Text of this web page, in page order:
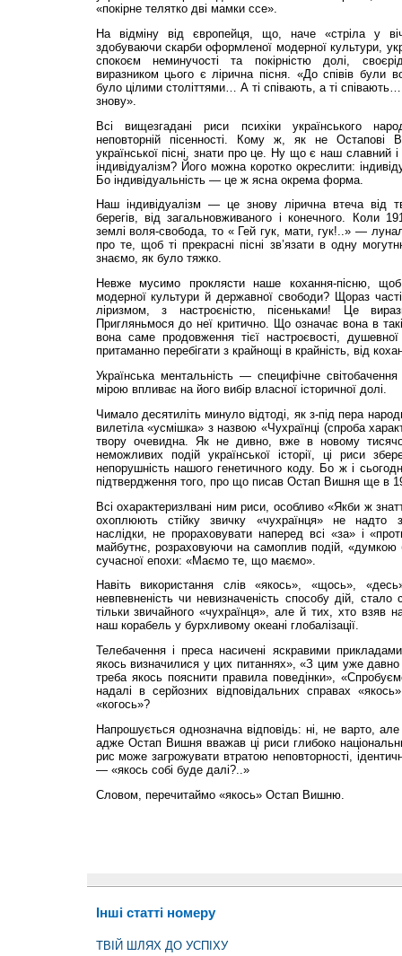
«покірне телятко дві мамки ссе».
На відміну від європейця, що, наче «стріла у
здобуваючи скарби оформленої модерної культури,
спокоєм неминучості та покірністю долі,
виразником цього є лірична пісня. «До співів були
було цілими століттями… А ті співають, а ті
знову».
Всі вищезгадані риси психіки українського
неповторній пісенності. Кому ж, як не Остапові
української пісні, знати про це. Ну що є наш славний
індивідуалізм? Його можна коротко окреслити:
Бо індивідуальність — це ж ясна окрема форма.
Наш індивідуалізм — це знову лірична втеча від
берегів, від загальновживаного і конечного. Коли
землі воля-свобода, то « Гей гук, мати, гук!..» —
про те, щоб ті прекрасні пісні зв’язати в одну
знаємо, як було тяжко.
Невже мусимо проклясти наше кохання-пісню,
модерної культури й державної свободи? Щораз
ліризмом, з настроєністю, пісеньками! Це
Пригляньмося до неї критично. Що означає вона в
вона саме продовження тієї настроєвості,
притаманно перебігати з крайнощі в крайність, від
Українська ментальність — специфічне
мірою впливає на його вибір власної історичної долі.
Чимало десятиліть минуло відтоді, як з-під пера
вилетіла «усмішка» з назвою «Чухраїнці (спроба
твору очевидна. Як не дивно, вже в новому
неможливих подій української історії, ці риси
непорушність нашого генетичного коду. Бо ж і
підтвердження того, про що писав Остап Вишня ще в
Всі охарактеризлвані ним риси, особливо «Якби ж
охоплюють стійку звичку «чухраїнця» не надто
наслідки, не прораховувати наперед всі «за» і
майбутнє, розраховуючи на самоплив подій, «думкою
сучасної епохи: «Маємо те, що маємо».
Навіть використання слів «якось», «щось»,
невпевненість чи невизначеність способу дій,
тільки звичайного «чухраїнця», але й тих, хто взяв
наш корабель у бурхливому океані глобалізації.
Телебачення і преса насичені яскравими
якось визначилися у цих питаннях», «З цим уже
треба якось пояснити правила поведінки»,
надалі в серйозних відповідальних справах
«когось»?
Напрошується однозначна відповідь: ні, не варто,
адже Остап Вишня вважав ці риси глибоко
рис може загрожувати втратою неповторності,
— «якось собі буде далі?..»
Словом, перечитаймо «якось» Остап Вишню.
Інші статті номеру
ТВІЙ ШЛЯХ ДО УСПІХУ